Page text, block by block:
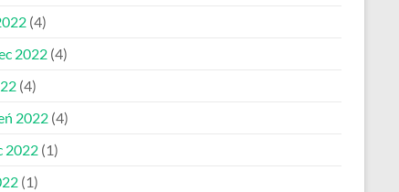
(4)
2022 (4)
(4)
2022 (4)
2022 (1)
(1)